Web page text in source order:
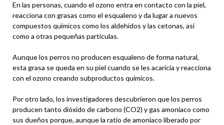
En las personas, cuando el ozono entra en contacto con la piel,
reacciona con grasas como el esqualeno y da lugar a nuevos
compuestos químicos como los aldehídos y las cetonas, así
como a otras pequeñas partículas.
Aunque los perros no producen esqualeno de forma natural,
esta grasa se queda en su piel cuando se les acaricia y reacciona
con el ozono creando subproductos químicos.
Por otro lado, los investigadores descubrieron que los perros
producen tanto dióxido de carbono (CO2) y gas amoniaco como
sus dueños porque, aunque la ratio de amoniaco liberado por